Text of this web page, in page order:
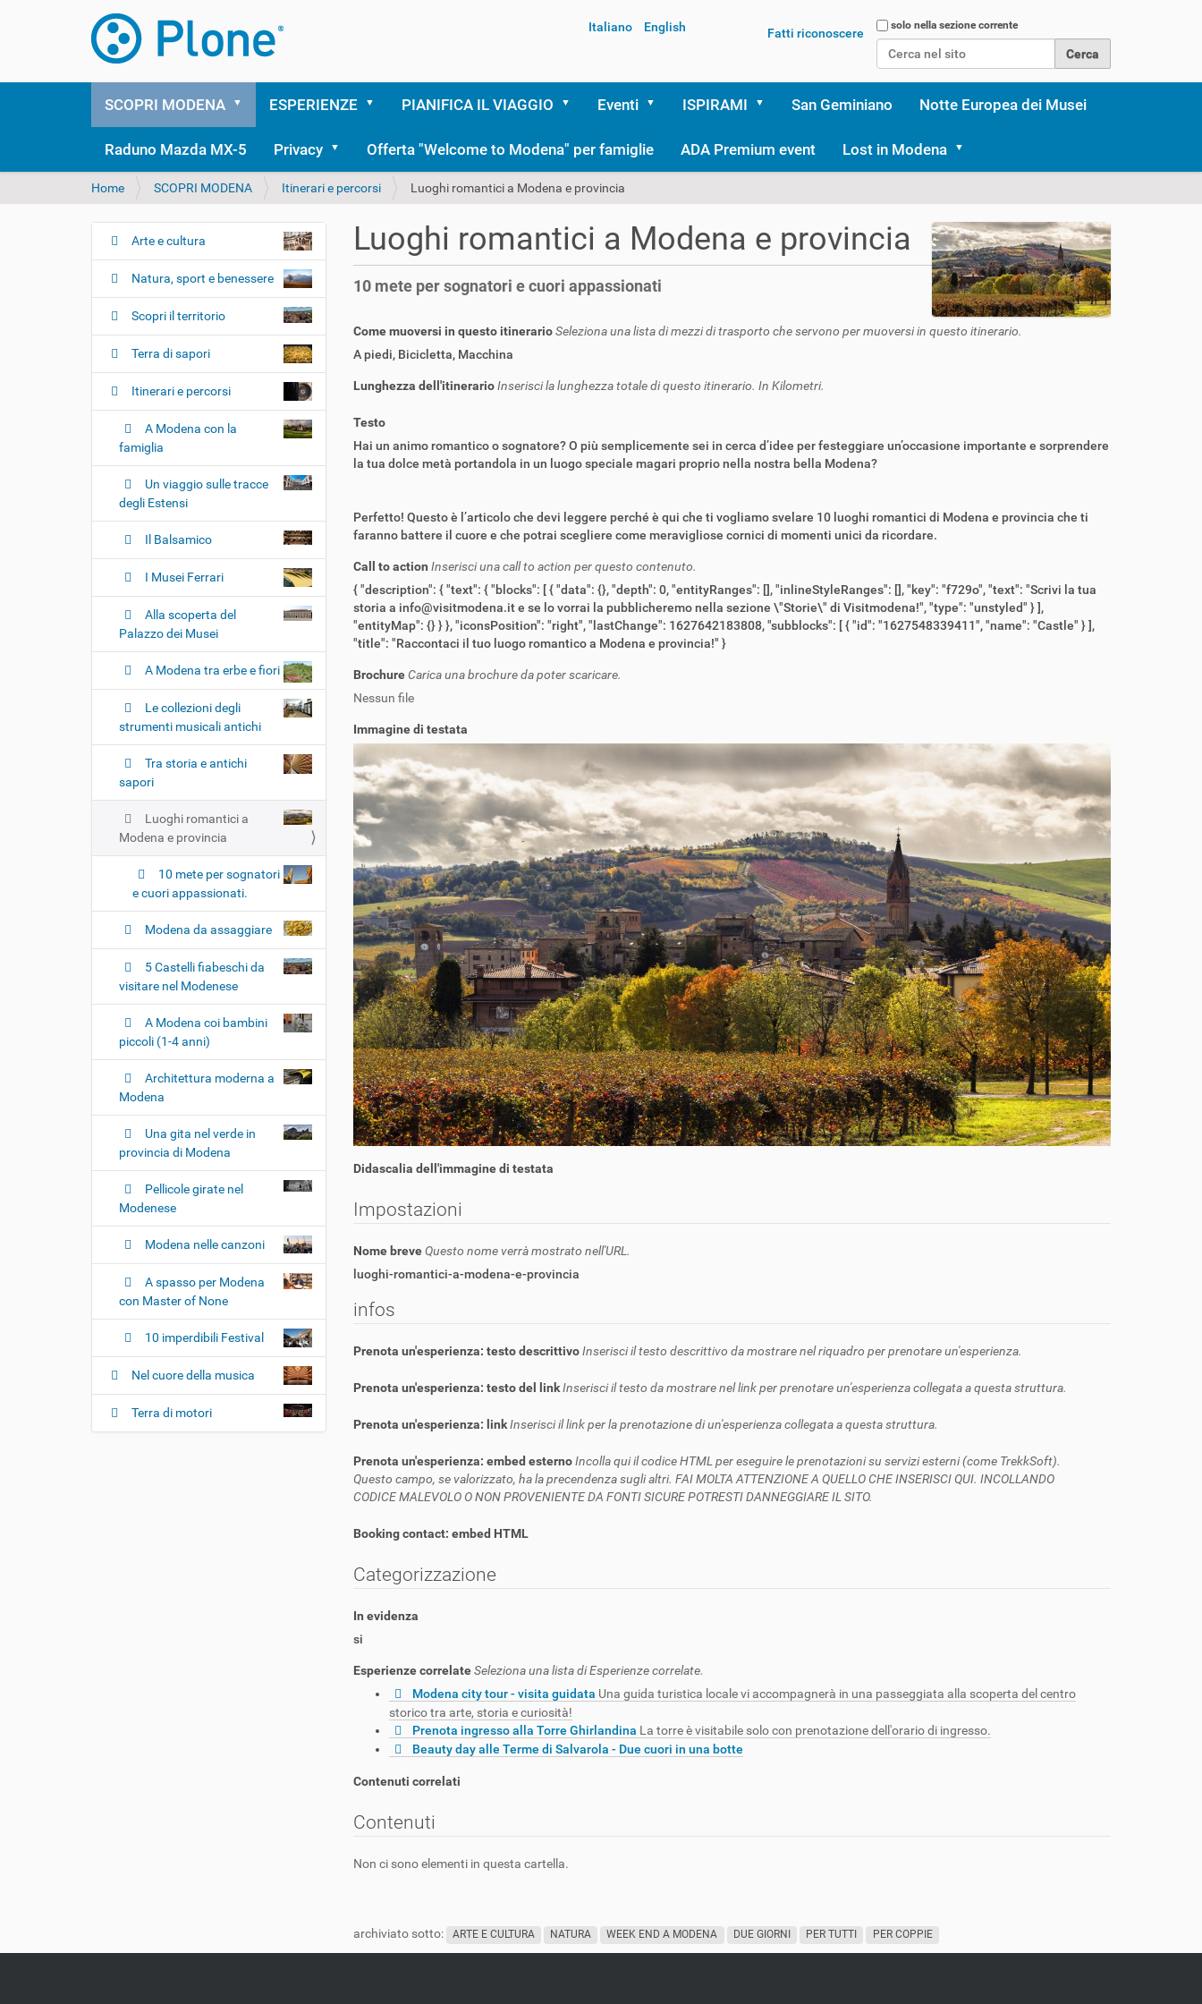
Cerca nel sito
solo nella sezione corrente
Fatti riconoscere
Italiano English
SCOPRI MODENA ESPERIENZE PIANIFICA IL VIAGGIO Eventi ISPIRAMI San Geminiano Notte Europea dei Musei
Raduno Mazda MX-5 Privacy Offerta "Welcome to Modena" per famiglie ADA Premium event Lost in Modena
T
s
i
u
Home SCOPRI MODENA Itinerari e percorsi Luoghi romantici a Modena e provincia
Luoghi romantici a Modena e provincia
10 mete per sognatori e cuori appassionati
Come muoversi in questo itinerarioSeleziona una lista di mezzi di trasporto che servono per muoversi in questo itinerario.
A piedi, Bicicletta, Macchina
Lunghezza dell'itinerarioInserisci la lunghezza totale di questo itinerario. In Kilometri.
Testo
Hai un animo romantico o sognatore? O più semplicemente sei in cerca d’idee per festeggiare un’occasione importante e sorprendere
la tua dolce metà portandola in un luogo speciale magari proprio nella nostra bella Modena?
Perfetto! Questo è l’articolo che devi leggere perché è qui che ti vogliamo svelare 10 luoghi romantici di Modena e provincia che ti
faranno battere il cuore e che potrai scegliere come meravigliose cornici di momenti unici da ricordare.
Call to action Inserisci una call to action per questo contenuto.
{ "description": { "text": { "blocks": [ { "data": {}, "depth": 0, "entityRanges": [], "inlineStyleRanges": [], "key": "f729o", "text": "Scrivi la tua
storia a info@visitmodena.it e se lo vorrai la pubblicheremo nella sezione \"Storie\" di Visitmodena!", "type": "unstyled" } ],
"entityMap": {} } }, "iconsPosition": "right", "lastChange": 1627642183808, "subblocks": [ { "id": "1627548339411", "name": "Castle" } ],
"title": "Raccontaci il tuo luogo romantico a Modena e provincia!" }
BrochureCarica una brochure da poter scaricare.
Nessun file
Immagine di testata
Didascalia dell'immagine di testata
Impostazioni
Nome breveQuesto nome verrà mostrato nell'URL.
luoghi-romantici-a-modena-e-provincia
infos
Prenota un'esperienza: testo descrittivoInserisci il testo descrittivo da mostrare nel riquadro per prenotare un'esperienza.
Prenota un'esperienza: testo del linkInserisci il testo da mostrare nel link per prenotare un'esperienza collegata a questa struttura.
Prenota un'esperienza: linkInserisci il link per la prenotazione di un'esperienza collegata a questa struttura.
Prenota un'esperienza: embed esternoIncolla qui il codice HTML per eseguire le prenotazioni su servizi esterni (come TrekkSoft).
Questo campo, se valorizzato, ha la precendenza sugli altri. FAI MOLTA ATTENZIONE A QUELLO CHE INSERISCI QUI. INCOLLANDO
CODICE MALEVOLO O NON PROVENIENTE DA FONTI SICURE POTRESTI DANNEGGIARE IL SITO.
Booking contact: embed HTML
Categorizzazione
In evidenza
si
Esperienze correlateSeleziona una lista di Esperienze correlate.
Modena city tour - visita guidata Una guida turistica locale vi accompagnerà in una passeggiata alla scoperta del centro
storico tra arte, storia e curiosità!
Prenota ingresso alla Torre Ghirlandina La torre è visitabile solo con prenotazione dell'orario di ingresso.
Beauty day alle Terme di Salvarola - Due cuori in una botte
Contenuti correlati
Contenuti
Non ci sono elementi in questa cartella.
archiviato sotto: ARTE E CULTURA NATURA WEEK END A MODENA DUE GIORNI PER TUTTI PER COPPIE
N
g
a
z
e
Arte e cultura
Natura, sport e benessere
Scopri il territorio
Terra di sapori
Itinerari e percorsi
A Modena con la
famiglia
Un viaggio sulle tracce
degli Estensi
Il Balsamico
I Musei Ferrari
Alla scoperta del
Palazzo dei Musei
A Modena tra erbe e fiori
Le collezioni degli
strumenti musicali antichi
Tra storia e antichi
sapori
Luoghi romantici a
Modena e provincia
10 mete per sognatori
e cuori appassionati.
Modena da assaggiare
5 Castelli fiabeschi da
visitare nel Modenese
A Modena coi bambini
piccoli (1-4 anni)
Architettura moderna a
Modena
Una gita nel verde in
provincia di Modena
Pellicole girate nel
Modenese
Modena nelle canzoni
A spasso per Modena
con Master of None
10 imperdibili Festival
Nel cuore della musica
Terra di motori